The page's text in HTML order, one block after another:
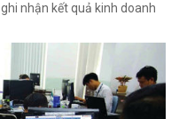
nhận kết quả kinh doanh